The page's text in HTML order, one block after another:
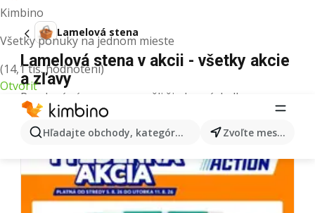
Kimbino
Všetky ponuky na jednom mieste
(14,1 tis. hodnotení)
Otvoriť
Hľadajte obchody, kategórie, produkty... Zvoľte mesto
Lamelová stena
Lamelová stena v akcii - všetky akcie
a zľavy
Pre daný výraz sme nenašli žiadne výsledky.
Ďalšie letáky z kategórie